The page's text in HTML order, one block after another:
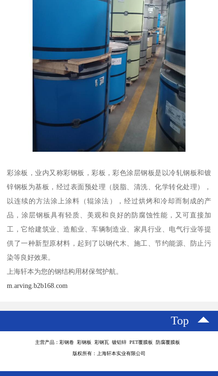
彩涂板，业内又称彩钢板，彩板，彩色涂层钢板是以冷轧钢板和镀
锌钢板为基板，经过表面预处理（脱脂、清洗、化学转化处理），
以连续的方法涂上涂料（辊涂法），经过烘烤和冷却而制成的产
品，涂层钢板具有轻质、美观和良好的防腐蚀性能，又可直接加
工，它给建筑业、造船业、车辆制造业、家具行业、电气行业等提
供了一种新型原材料，起到了以钢代木、施工、节约能源、防止污
染等良好效果。
上海轩本为您的钢结构用材保驾护航。
m.arving.b2b168.com
Top
主营产品：彩钢卷 彩钢板 彩钢瓦 镀铝锌 PET覆膜板 防腐覆膜板
版权所有：上海轩本实业有限公司